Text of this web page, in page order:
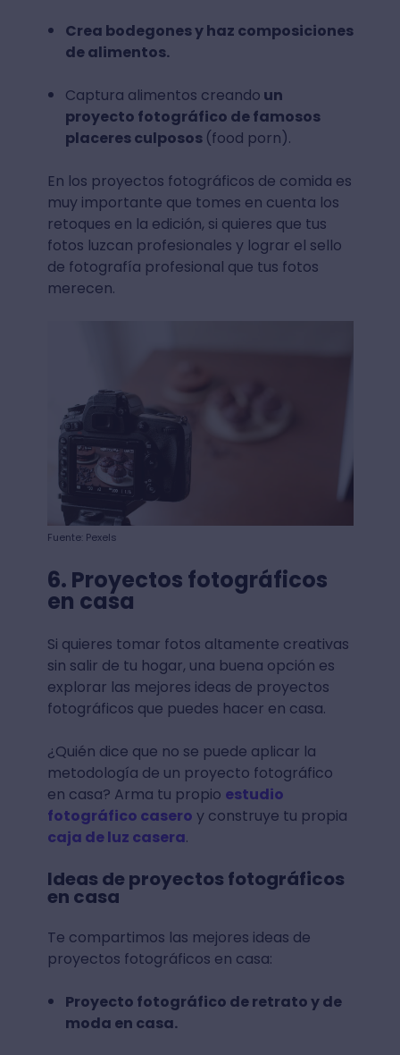
Crea bodegones y haz composiciones
de alimentos.
Captura alimentos creando un
proyecto fotográfico de famosos
placeres culposos (food porn).
En los proyectos fotográficos de comida es
muy importante que tomes en cuenta los
retoques en la edición, si quieres que tus
fotos luzcan profesionales y lograr el sello
de fotografía profesional que tus fotos
merecen.
Fuente: Pexels
6. Proyectos fotográficos
en casa
Si quieres tomar fotos altamente creativas
sin salir de tu hogar, una buena opción es
explorar las mejores ideas de proyectos
fotográficos que puedes hacer en casa.
¿Quién dice que no se puede aplicar la
metodología de un proyecto fotográfico
en casa? Arma tu propio estudio
fotográfico casero y construye tu propia
caja de luz casera.
Ideas de proyectos fotográficos
en casa
Te compartimos las mejores ideas de
proyectos fotográficos en casa:
Proyecto fotográfico de retrato y de
moda en casa.